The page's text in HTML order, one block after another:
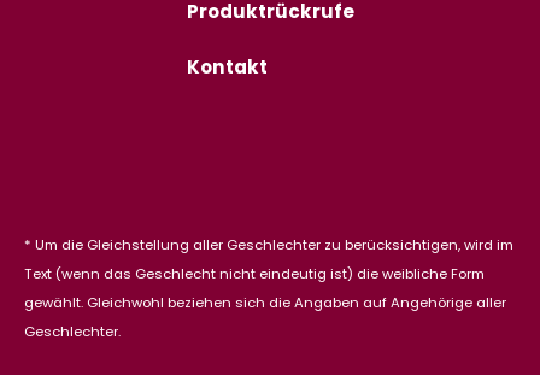
Produktrückrufe
Kontakt
* Um die Gleichstellung aller Geschlechter zu berücksichtigen, wird im
Text (wenn das Geschlecht nicht eindeutig ist) die weibliche Form
gewählt. Gleichwohl beziehen sich die Angaben auf Angehörige aller
Geschlechter.